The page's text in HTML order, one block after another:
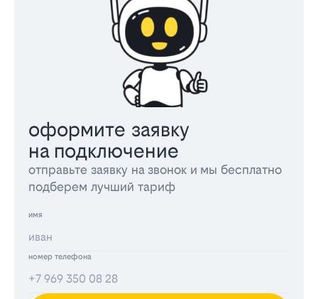
оформите заявку
на подключение
отправьте заявку на звонок и мы бесплатно
подберем лучший тариф
имя
номер телефона